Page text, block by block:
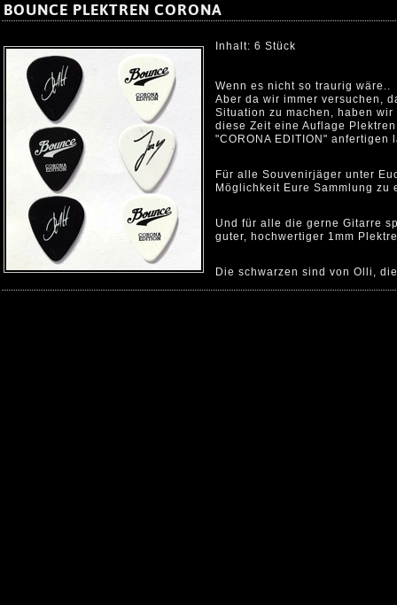
BOUNCE PLEKTREN CORONA
Inhalt: 6 Stück
Wenn es nicht so traurig wäre..
Aber da wir immer versuchen,
Situation zu machen, haben
diese Zeit eine Auflage
"CORONA EDITION" anfertigen
Für alle Souvenirjäger unter
Möglichkeit Eure Sammlung zu
Und für alle die gerne Gitarre
guter, hochwertiger 1mm
Die schwarzen sind von Olli,